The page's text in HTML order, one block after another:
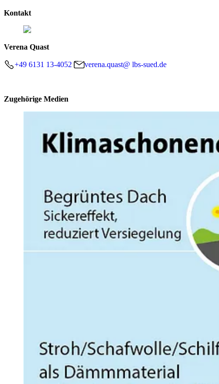
Kontakt
Verena Quast
+49 6131 13-4052 verena.quast@ lbs-sued.de
Zugehörige Medien